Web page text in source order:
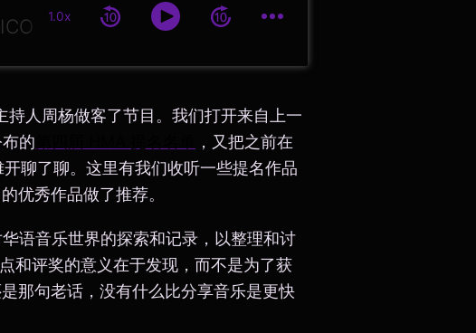
1.0x
人周杨做客了节目。我们打开来自上一
的
，又把之前在
聊了聊。这里有我们收听一些提名作品
优秀作品做了推荐。
语音乐世界的探索和记录，以整理和讨
和评奖的意义在于发现，而不是为了获
那句老话，没有什么比分享音乐是更快